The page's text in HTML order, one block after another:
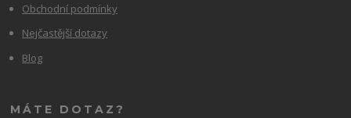
Obchodní podmínky
Nejčastější dotazy
Blog
MÁTE DOTAZ?